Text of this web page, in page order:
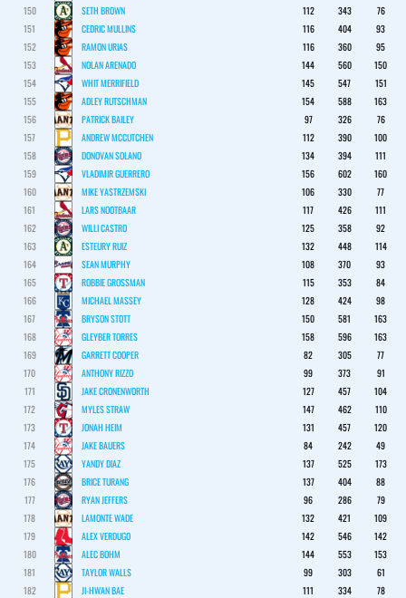
150
SETH BROWN 112 343
76
151
CEDRIC MULLINS 116 404
93
152
RAMON URIAS 116 360
95
153
NOLAN ARENADO 144 560
150
154
WHIT MERRIFIELD 145 547
151
155
ADLEY RUTSCHMAN 154 588
163
156
PATRICK BAILEY 97 326
76
157
ANDREW MCCUTCHEN 112 390
100
158
DONOVAN SOLANO 134 394
111
159
VLADIMIR GUERRERO 156 602
160
160
MIKE YASTRZEMSKI 106 330
77
161
LARS NOOTBAAR 117 426
111
162
WILLI CASTRO 125 358
92
163
ESTEURY RUIZ 132 448
114
164
SEAN MURPHY 108 370
93
165
ROBBIE GROSSMAN 115 353
84
166
MICHAEL MASSEY 128 424
98
167
BRYSON STOTT 150 581
163
168
GLEYBER TORRES 158 596
163
169
GARRETT COOPER 82 305
77
170
ANTHONY RIZZO 99 373
91
171
JAKE CRONENWORTH 127 457
104
172
MYLES STRAW 147 462
110
173
JONAH HEIM 131 457
120
174
JAKE BAUERS 84 242
49
175
YANDY DIAZ 137 525
173
176
BRICE TURANG 137 404
88
177
RYAN JEFFERS 96 286
79
178
LAMONTE WADE 132 421
109
179
ALEX VERDUGO 142 546
142
180
ALEC BOHM 144 553
153
181
TAYLOR WALLS 99 303
61
182
JI-HWAN BAE 111 334
78